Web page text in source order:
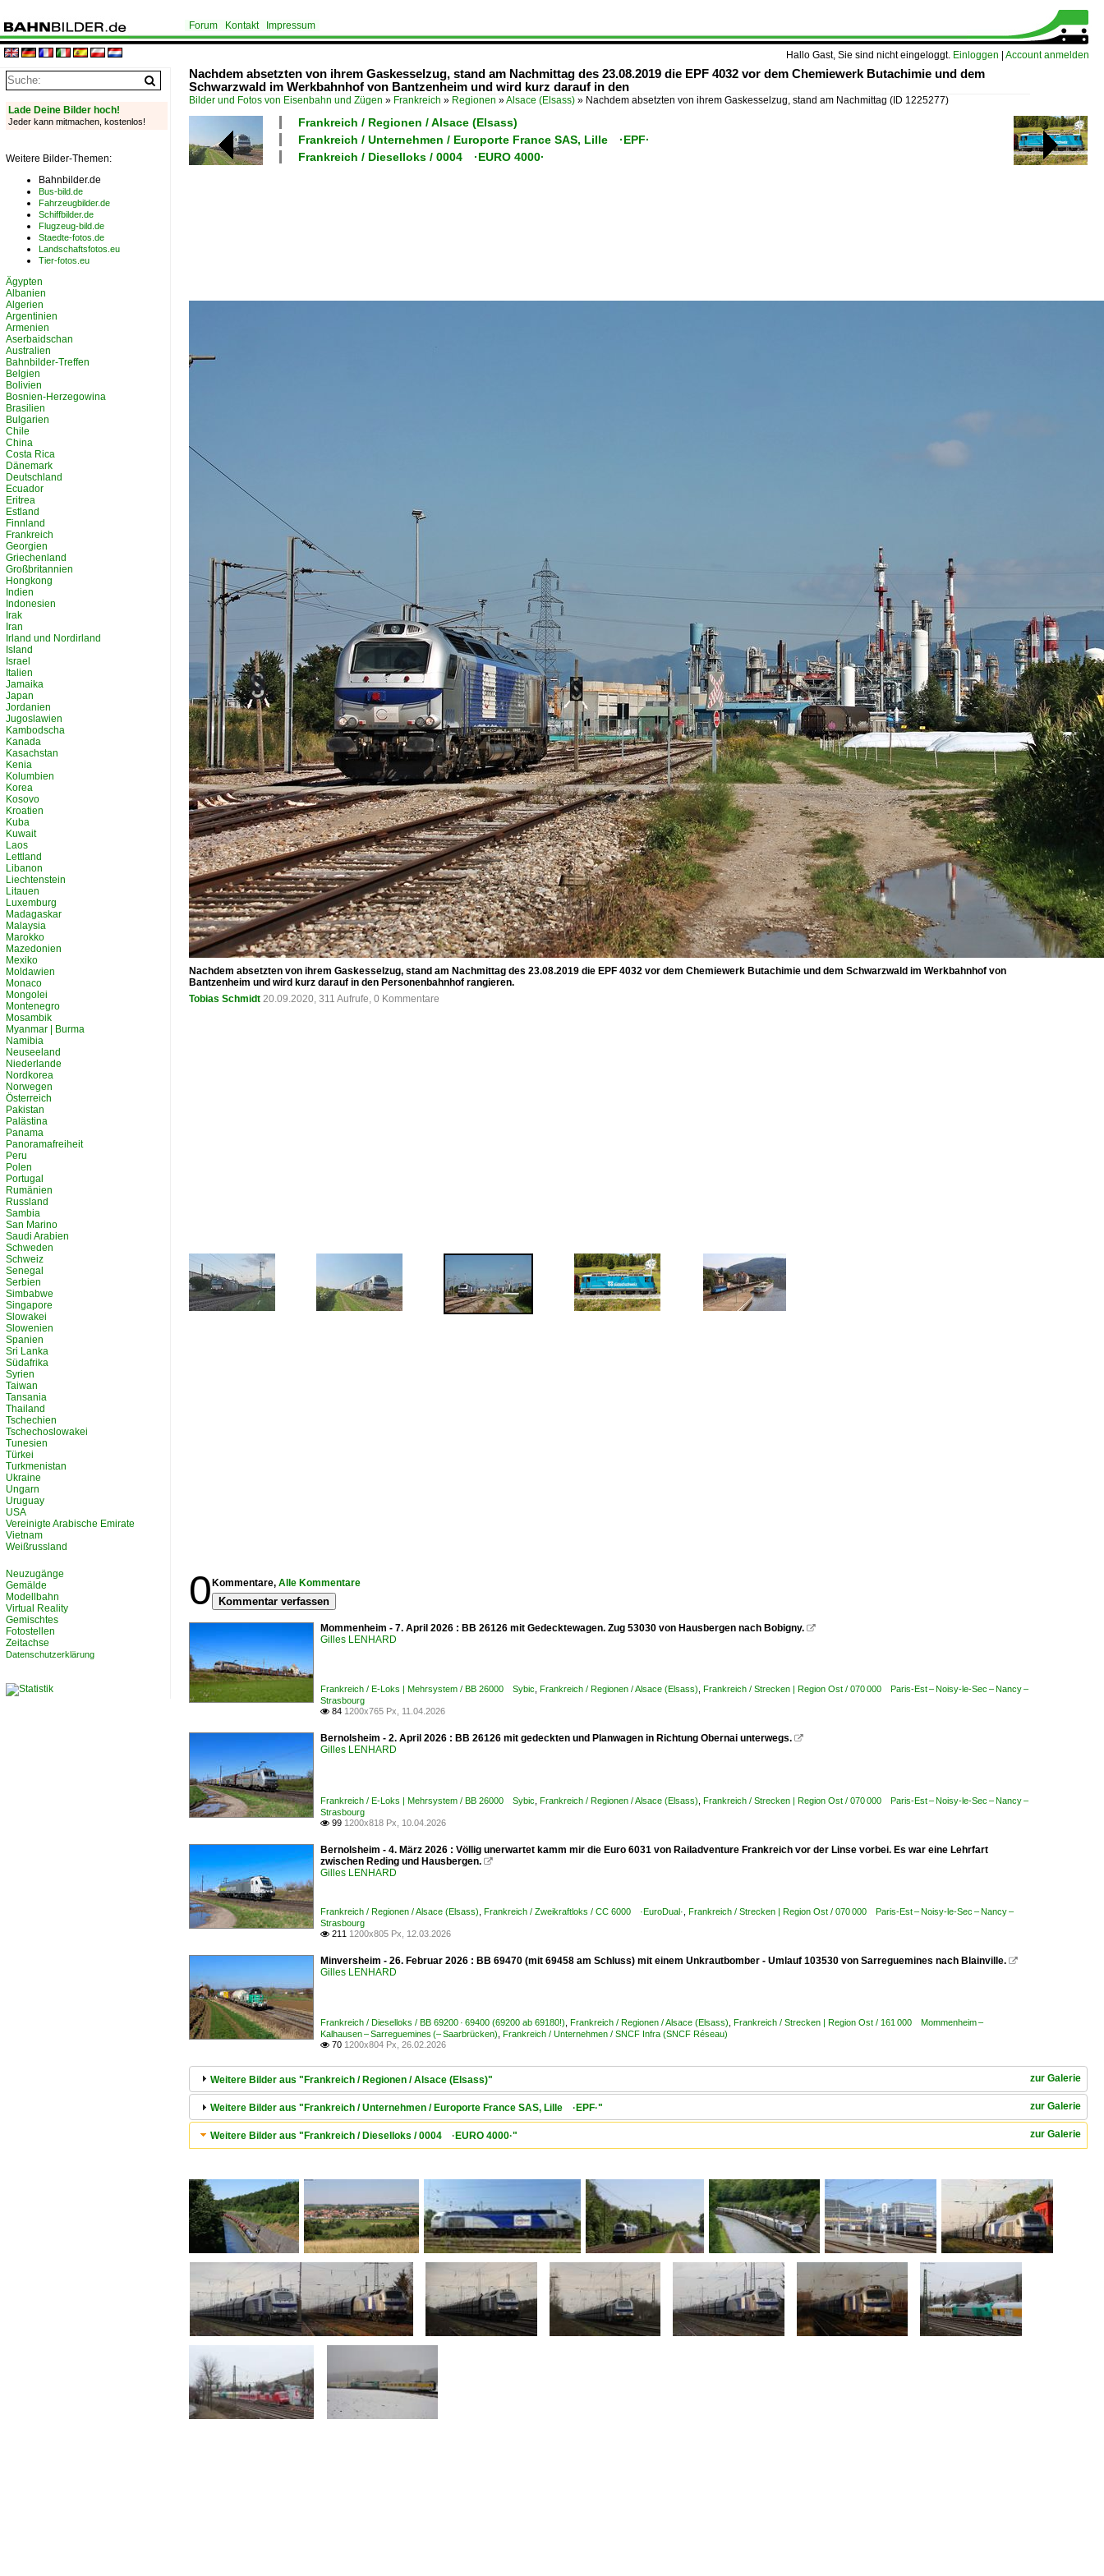
Hallo Gast, Sie sind nicht eingeloggt. Einloggen Account anmelden
Forum Kontakt Impressum
Nachdem absetzten von ihrem Gaskesselzug, stand am Nachmittag des 23.08.2019 die EPF 4032 vor dem Chemiewerk Butachimie und dem
Schwarzwald im Werkbahnhof von Bantzenheim und wird kurz darauf in den
Bilder und Fotos von Eisenbahn und Zügen » Frankreich » Regionen »Alsace (Elsass) » Nachdem absetzten von ihrem Gaskesselzug, stand am Nachmittag (ID 1225277)
Frankreich / Regionen / Alsace (Elsass)
Frankreich / Unternehmen / Europorte France SAS, Lille ·EPF·
Frankreich / Dieselloks / 0004 ·EURO 4000·
Nachdem absetzten von ihrem Gaskesselzug, stand am Nachmittag des 23.08.2019 die EPF 4032 vor dem Chemiewerk Butachimie und dem Schwarzwald im Werkbahnhof von
Bantzenheim und wird kurz darauf in den Personenbahnhof rangieren.
Tobias Schmidt 20.09.2020, 311 Aufrufe, 0 Kommentare
0 Kommentare, Alle Kommentare
Kommentar verfassen
Mommenheim - 7. April 2026 : BB 26126 mit Gedecktewagen. Zug 53030 von Hausbergen nach Bobigny. 
Gilles LENHARD
Frankreich / E-Loks | Mehrsystem / BB 26000 Sybic Frankreich / Regionen / Alsace (Elsass) Frankreich / Strecken | Region Ost / 070 000 Paris-Est – Noisy-le-Sec – Nancy –
Strasbourg
 84 1200x765 Px, 11.04.2026
Bernolsheim - 2. April 2026 : BB 26126 mit gedeckten und Planwagen in Richtung Obernai unterwegs. 
Gilles LENHARD
Frankreich / E-Loks | Mehrsystem / BB 26000 Sybic Frankreich / Regionen / Alsace (Elsass) Frankreich / Strecken | Region Ost / 070 000 Paris-Est – Noisy-le-Sec – Nancy –
Strasbourg
 99 1200x818 Px, 10.04.2026
Bernolsheim - 4. März 2026 : Völlig unerwartet kamm mir die Euro 6031 von Railadventure Frankreich vor der Linse vorbei. Es war eine Lehrfart
zwischen Reding und Hausbergen. 
Gilles LENHARD
Frankreich / Regionen / Alsace (Elsass) Frankreich / Zweikraftloks / CC 6000 ·EuroDual· Frankreich / Strecken | Region Ost / 070 000 Paris-Est – Noisy-le-Sec – Nancy –
Strasbourg
 211 1200x805 Px, 12.03.2026
Minversheim - 26. Februar 2026 : BB 69470 (mit 69458 am Schluss) mit einem Unkrautbomber - Umlauf 103530 von Sarreguemines nach Blainville. 
Gilles LENHARD
Frankreich / Dieselloks / BB 69200 · 69400 (69200 ab 69180!) Frankreich / Regionen / Alsace (Elsass) Frankreich / Strecken | Region Ost / 161 000 Mommenheim –
Kalhausen – Sarreguemines (– Saarbrücken) Frankreich / Unternehmen / SNCF Infra (SNCF Réseau)
 70 1200x804 Px, 26.02.2026
zur Galerie
Weitere Bilder aus "Frankreich / Regionen / Alsace (Elsass)"
zur Galerie
Weitere Bilder aus "Frankreich / Unternehmen / Europorte France SAS, Lille ·EPF·"
zur Galerie
Weitere Bilder aus "Frankreich / Dieselloks / 0004 ·EURO 4000·"
Lade Deine Bilder hoch!
Jeder kann mitmachen, kostenlos!
Weitere Bilder-Themen:
Bahnbilder.de
Bus-bild.de
Fahrzeugbilder.de
Schiffbilder.de
Flugzeug-bild.de
Staedte-fotos.de
Landschaftsfotos.eu
Tier-fotos.eu
Ägypten
Albanien
Algerien
Argentinien
Armenien
Aserbaidschan
Australien
Bahnbilder-Treffen
Belgien
Bolivien
Bosnien-Herzegowina
Brasilien
Bulgarien
Chile
China
Costa Rica
Dänemark
Deutschland
Ecuador
Eritrea
Estland
Finnland
Frankreich
Georgien
Griechenland
Großbritannien
Hongkong
Indien
Indonesien
Irak
Iran
Irland und Nordirland
Island
Israel
Italien
Jamaika
Japan
Jordanien
Jugoslawien
Kambodscha
Kanada
Kasachstan
Kenia
Kolumbien
Korea
Kosovo
Kroatien
Kuba
Kuwait
Laos
Lettland
Libanon
Liechtenstein
Litauen
Luxemburg
Madagaskar
Malaysia
Marokko
Mazedonien
Mexiko
Moldawien
Monaco
Mongolei
Montenegro
Mosambik
Myanmar | Burma
Namibia
Neuseeland
Niederlande
Nordkorea
Norwegen
Österreich
Pakistan
Palästina
Panama
Panoramafreiheit
Peru
Polen
Portugal
Rumänien
Russland
Sambia
San Marino
Saudi Arabien
Schweden
Schweiz
Senegal
Serbien
Simbabwe
Singapore
Slowakei
Slowenien
Spanien
Sri Lanka
Südafrika
Syrien
Taiwan
Tansania
Thailand
Tschechien
Tschechoslowakei
Tunesien
Türkei
Turkmenistan
Ukraine
Ungarn
Uruguay
USA
Vereinigte Arabische Emirate
Vietnam
Weißrussland
Neuzugänge
Gemälde
Modellbahn
Virtual Reality
Gemischtes
Fotostellen
Zeitachse
Datenschutzerklärung